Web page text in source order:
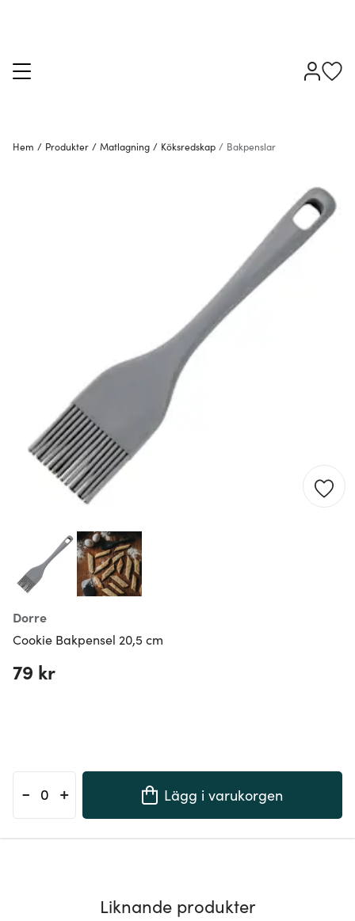
Hem / Produkter / Matlagning / Köksredskap / Bakpenslar
Dorre
Cookie Bakpensel 20,5 cm
79 kr
- + Lägg i varukorgen
Liknande produkter